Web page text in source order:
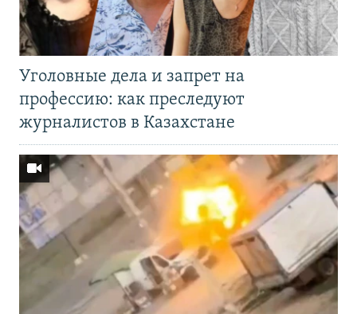
Уголовные дела и запрет на
профессию: как преследуют
журналистов в Казахстане